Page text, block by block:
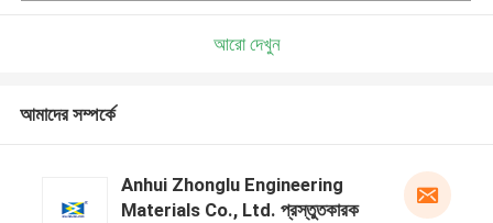
আরো দেখুন
আমাদের সম্পর্কে
Anhui Zhonglu Engineering
Materials Co., Ltd. প্রস্তুতকারক